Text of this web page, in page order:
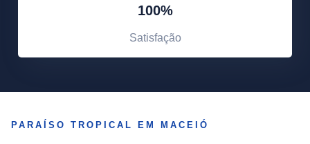
100%
Satisfação
PARAÍSO TROPICAL EM MACEIÓ